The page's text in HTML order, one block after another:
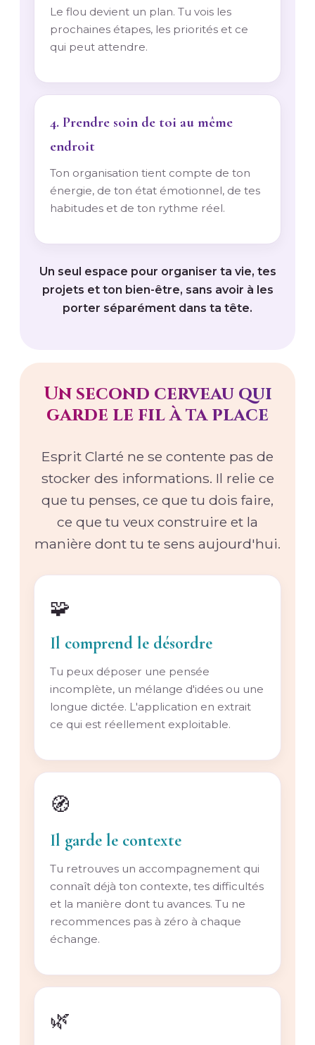
Le flou devient un plan. Tu vois les
prochaines étapes, les priorités et ce
qui peut attendre.
4. Prendre soin de toi au même
endroit
Ton organisation tient compte de ton
énergie, de ton état émotionnel, de tes
habitudes et de ton rythme réel.
Un seul espace pour organiser ta vie, tes
projets et ton bien-être, sans avoir à les
porter séparément dans ta tête.
Un second cerveau qui
garde le fil à ta place
Esprit Clarté ne se contente pas de
stocker des informations. Il relie ce
que tu penses, ce que tu dois faire,
ce que tu veux construire et la
manière dont tu te sens aujourd'hui.
🧩
Il comprend le désordre
Tu peux déposer une pensée
incomplète, un mélange d'idées ou une
longue dictée. L'application en extrait
ce qui est réellement exploitable.
🧭
Il garde le contexte
Tu retrouves un accompagnement qui
connaît déjà ton contexte, tes difficultés
et la manière dont tu avances. Tu ne
recommences pas à zéro à chaque
échange.
🌿